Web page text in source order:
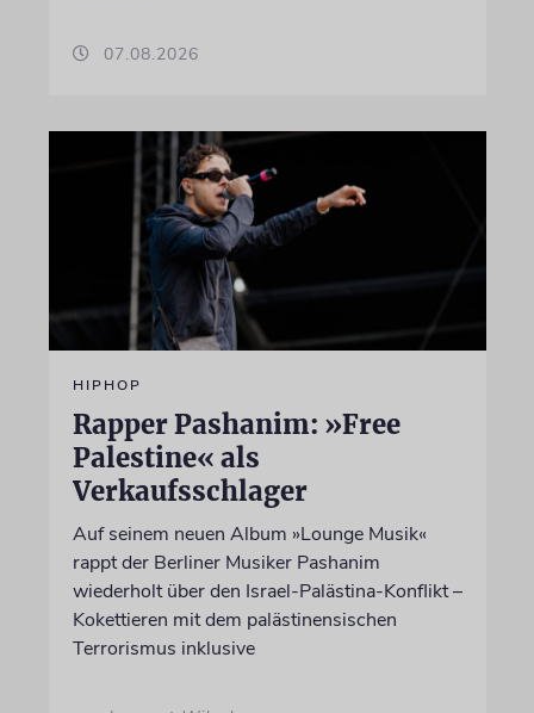
07.08.2026
HIPHOP
Rapper Pashanim: »Free
Palestine« als
Verkaufsschlager
Auf seinem neuen Album »Lounge Musik«
rappt der Berliner Musiker Pashanim
wiederholt über den Israel-Palästina-Konflikt –
Kokettieren mit dem palästinensischen
Terrorismus inklusive